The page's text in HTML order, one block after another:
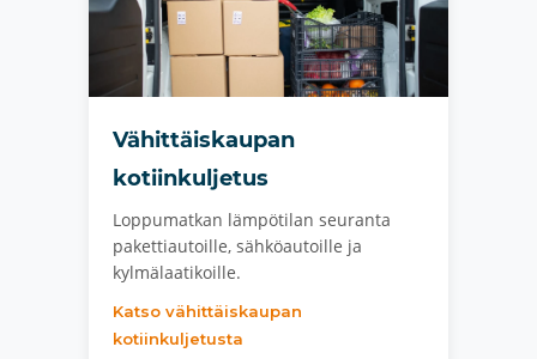
Vähittäiskaupan
kotiinkuljetus
Loppumatkan lämpötilan seuranta
pakettiautoille, sähköautoille ja
kylmälaatikoille.
Katso vähittäiskaupan
kotiinkuljetusta